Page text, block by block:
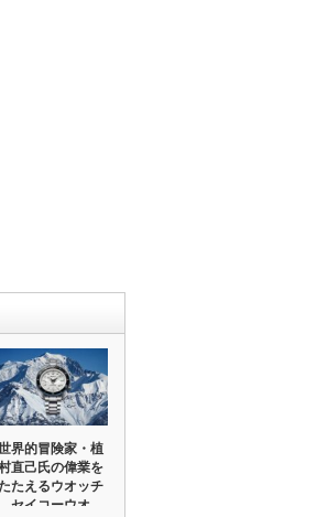
界的冒険家・植
直己氏の偉業を
たえるウオッチ
セイコーウオ…